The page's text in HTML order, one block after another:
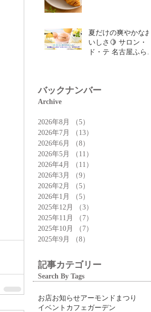
夏だけの爽やかなお
いしさ🍋 サロン・
ド・テ 名古屋ふらん
バックナンバー
Archive
2026年8月 （5）
2026年7月
（13）
2026年6月
（8）
2026年5月
（11）
2026年4月
（11）
2026年3月
（9）
2026年2月
（5）
2026年1月
（5）
2025年12月
（3）
2025年11月
（7）
2025年10月
（7）
2025年9月
（8）
記事カテゴリー
Search By Tags
お店お知らせアーモンドまつり
イベント カフェ ガーデン